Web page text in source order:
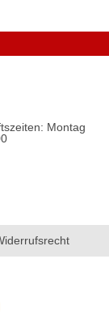
Montag